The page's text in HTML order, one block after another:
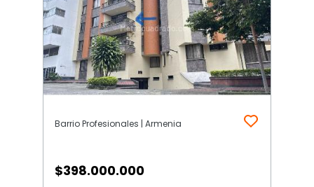
Barrio Profesionales | Armenia
$398.000.000